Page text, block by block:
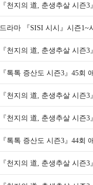
『천지의 道, 춘생추살 시즌
드라마 『SISI 시시』시즌1~
『천지의 道, 춘생추살 시즌
『톡톡 증산도 시즌3』45회
『천지의 道, 춘생추살 시즌
『천지의 道, 춘생추살 시즌
『톡톡 증산도 시즌3』44회
『천지의 道, 춘생추살 시즌